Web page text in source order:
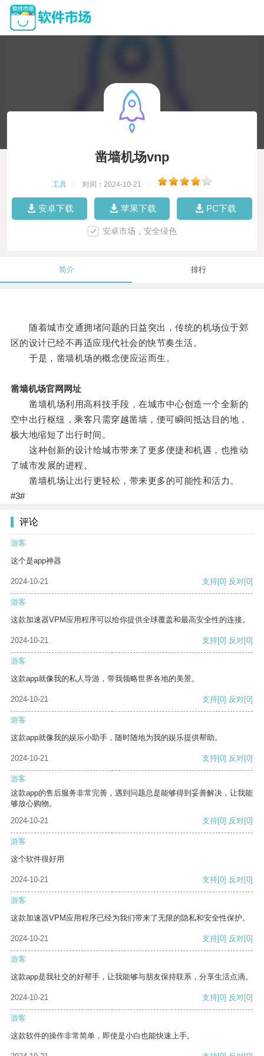
凿墙机场vnp
工具 时间：2024-10-21
安卓下载 苹果下载 PC下载
安卓市场，安全绿色
简介 排行
随着城市交通拥堵问题的日益突出，传统的机场位于郊
区的设计已经不再适应现代社会的快节奏生活。
于是，凿墙机场的概念便应运而生。
凿墙机场官网网址
凿墙机场利用高科技手段，在城市中心创造一个全新的
空中出行枢纽，乘客只需穿越凿墙，便可瞬间抵达目的地，
极大地缩短了出行时间。
这种创新的设计给城市带来了更多便捷和机遇，也推动
了城市发展的进程。
凿墙机场让出行更轻松，带来更多的可能性和活力。
#3#
评论
游客
这个是app神器
2024-10-21 支持[0] 反对[0]
游客
这款加速器VPM应用程序可以给你提供全球覆盖和最高安全性的连接。
2024-10-21 支持[0] 反对[0]
游客
这款app就像我的私人导游，带我领略世界各地的美景。
2024-10-21 支持[0] 反对[0]
游客
这款app就像我的娱乐小助手，随时随地为我的娱乐提供帮助。
2024-10-21 支持[0] 反对[0]
游客
这款app的售后服务非常完善，遇到问题总是能够得到妥善解决，让我能
够放心购物。
2024-10-21
支持[0] 反对[0]
游客
这个软件很好用
2024-10-21 支持[0] 反对[0]
游客
这款加速器VPM应用程序已经为我们带来了无限的隐私和安全性保护。
2024-10-21 支持[0] 反对[0]
游客
这款app是我社交的好帮手，让我能够与朋友保持联系，分享生活点滴。
2024-10-21 支持[0] 反对[0]
游客
这款软件的操作非常简单，即使是小白也能快速上手。